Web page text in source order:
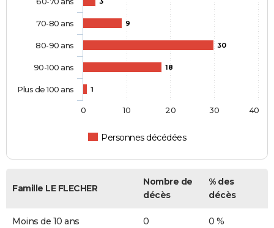
9
30
18
1
Personnes décédées
70-80 ans
80-90 ans
90-100 ans
Plus de 100 ans
0 10 20 30 40
Famille LE FLECHER
Nombre de
décès
% des
décès
Moins de 10 ans 0 0 %